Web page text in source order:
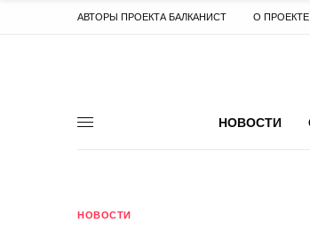
АВТОРЫ ПРОЕКТА БАЛКАНИСТ О ПРОЕКТЕ
НОВОСТИ
НОВОСТИ